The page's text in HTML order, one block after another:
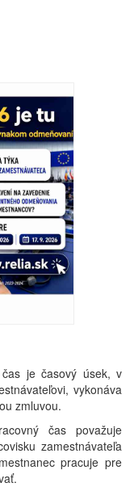
je časový úsek, v
vykonáva
zmluvou.
čas považuje
zamestnávateľa
pracuje pre